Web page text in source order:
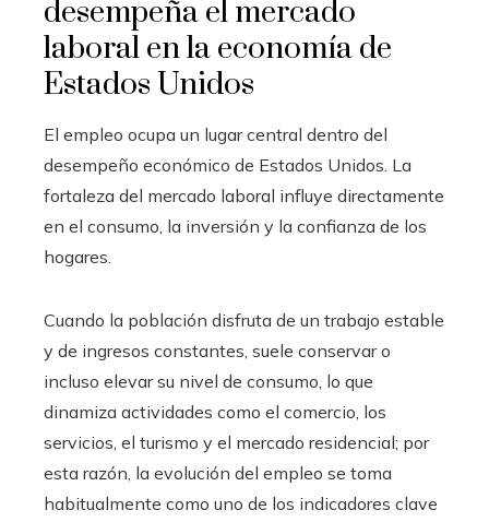
desempeña el mercado
laboral en la economía de
Estados Unidos
El empleo ocupa un lugar central dentro del
desempeño económico de Estados Unidos. La
fortaleza del mercado laboral influye directamente
en el consumo, la inversión y la confianza de los
hogares.
Cuando la población disfruta de un trabajo estable
y de ingresos constantes, suele conservar o
incluso elevar su nivel de consumo, lo que
dinamiza actividades como el comercio, los
servicios, el turismo y el mercado residencial; por
esta razón, la evolución del empleo se toma
habitualmente como uno de los indicadores clave